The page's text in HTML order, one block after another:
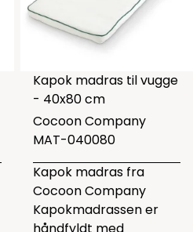
Kapok madras til vugge
- 40x80 cm
Cocoon Company
MAT-040080
Kapok madras fra
Cocoon Company
Kapokmadrassen er
håndfyldt med